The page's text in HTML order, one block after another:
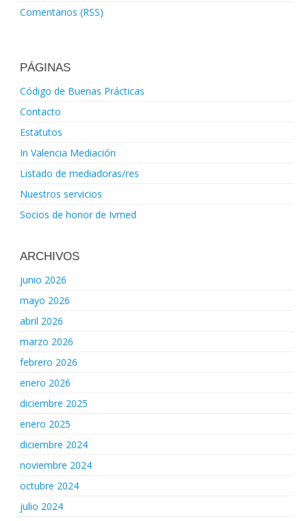
Comentarios (RSS)
PÁGINAS
Código de Buenas Prácticas
Contacto
Estatutos
In Valencia Mediación
Listado de mediadoras/res
Nuestros servicios
Socios de honor de Ivmed
ARCHIVOS
junio 2026
mayo 2026
abril 2026
marzo 2026
febrero 2026
enero 2026
diciembre 2025
enero 2025
diciembre 2024
noviembre 2024
octubre 2024
julio 2024